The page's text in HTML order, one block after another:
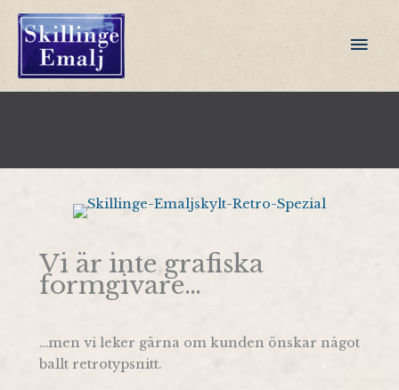
Hoppa
innehåll
Vi är inte grafiska
formgivare…
…men vi leker gärna om kunden önskar något
ballt retrotypsnitt.